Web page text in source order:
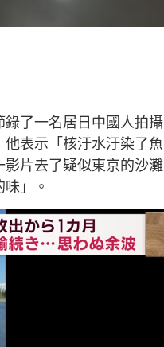
錄了一名居日中國人拍攝
表示「核汙水汙染了魚
片去了疑似東京的沙灘
」。